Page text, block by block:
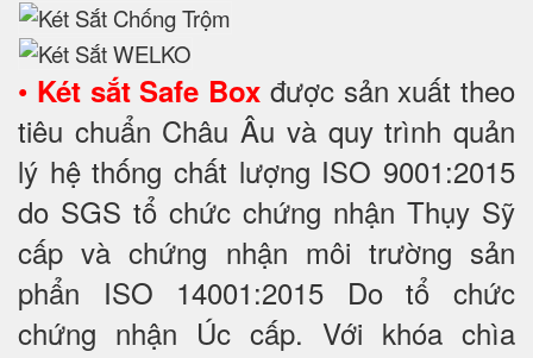
• Két sắt Safe Box được sản xuất theo
tiêu chuẩn Châu Âu và quy trình quản
lý hệ thống chất lượng ISO 9001:2015
do SGS tổ chức chứng nhận Thụy Sỹ
cấp và chứng nhận môi trường sản
phẩn ISO 14001:2015 Do tổ chức
chứng nhận Úc cấp. Với khóa chìa